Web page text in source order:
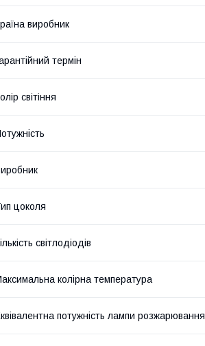
виробник
термін
світіння
цоколя
світлодіодів
колірна температура
потужність лампи розжарювання